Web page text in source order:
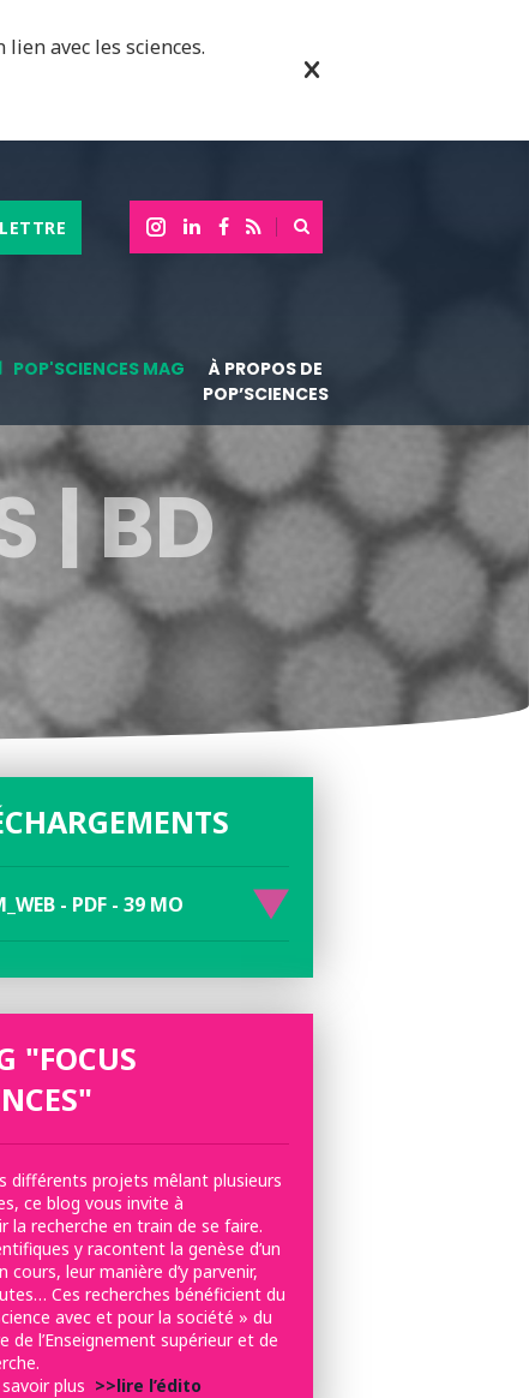
lien avec les sciences.
POP'SCIENCES MAG
À PROPOS DE
POP’SCIENCES
| BD
- PDF - 39 MO
"FOCUS
différents projets mêlant plusieurs
ce blog vous invite à
la recherche en train de se faire.
y racontent la genèse d’un
cours, leur manière d’y parvenir,
Ces recherches bénéficient du
avec et pour la société » du
de l’Enseignement supérieur et de
plus >>lire l’édito